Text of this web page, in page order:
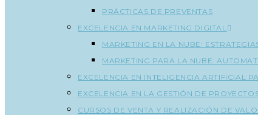
PRÁCTICAS DE PREVENTAS
EXCELENCIA EN MARKETING DIGITAL
MARKETING EN LA NUBE:
MARKETING PARA LA NUBE:
EXCELENCIA EN INTELIGENCIA ARTIFICIAL
EXCELENCIA EN LA GESTIÓN DE
CURSOS DE VENTA Y REALIZACIÓN DE